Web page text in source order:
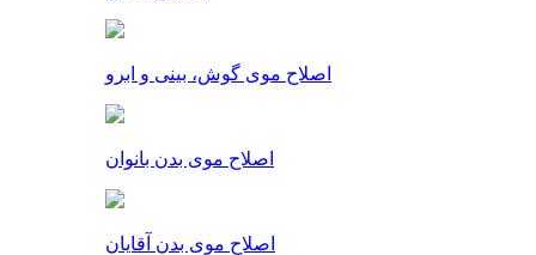
اصلاح موی گوش، بینی و ابرو
اصلاح موی بدن بانوان
اصلاح موی بدن آقایان